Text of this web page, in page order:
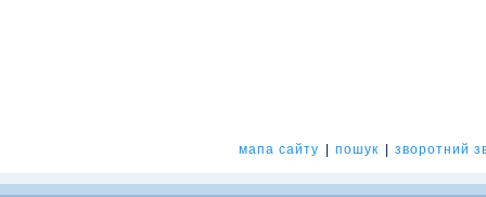
мапа сайту пошук зворотний